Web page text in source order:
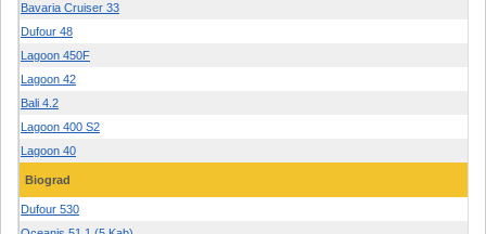
Bavaria Cruiser 33
Dufour 48
Lagoon 450F
Lagoon 42
Bali 4.2
Lagoon 400 S2
Lagoon 40
Biograd
Dufour 530